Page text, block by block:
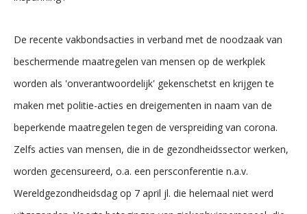
De recente vakbondsacties in verband met de noodzaak van
beschermende maatregelen van mensen op de werkplek
worden als 'onverantwoordelijk' gekenschetst en krijgen te
maken met politie-acties en dreigementen in naam van de
beperkende maatregelen tegen de verspreiding van corona.
Zelfs acties van mensen, die in de gezondheidssector werken,
worden gecensureerd, o.a. een persconferentie n.a.v.
Wereldgezondheidsdag op 7 april jl. die helemaal niet werd